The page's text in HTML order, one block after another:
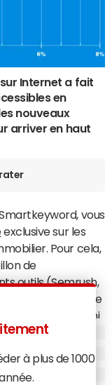
Internet a fait
en
nouveaux
arriver en haut
vous
exclusive sur les
Pour cela,
de
outils (Semrush,
Une
mots-clés parmi
grandes
à plus de 1000